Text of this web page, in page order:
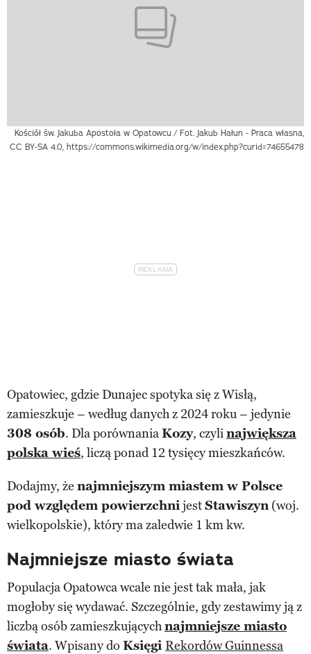
Kościół św. Jakuba Apostoła w Opatowcu / Fot. Jakub Hałun - Praca własna,
CC BY-SA 4.0, https://commons.wikimedia.org/w/index.php?curid=74655478
Opatowiec, gdzie Dunajec spotyka się z Wisłą,
zamieszkuje – według danych z 2024 roku – jedynie
308 osób. Dla porównaniaKozy, czylinajwiększa
polska wieś, liczą ponad 12 tysięcy mieszkańców.
Dodajmy, że najmniejszym miastem w Polsce
pod względem powierzchnijestStawiszyn (woj.
wielkopolskie), który ma zaledwie 1 km kw.
Najmniejsze miasto świata
Populacja Opatowca wcale nie jest tak mała, jak
mogłoby się wydawać. Szczególnie, gdy zestawimy ją z
liczbą osób zamieszkującychnajmniejsze miasto
świata. Wpisany do Księgi Rekordów Guinnessa